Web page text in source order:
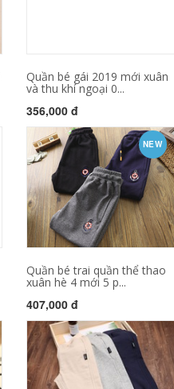
Quần bé gái 2019 mới xuân
và thu khí ngoại 0...
356,000 đ
NEW
Quần bé trai quần thể thao
xuân hè 4 mới 5 p...
407,000 đ